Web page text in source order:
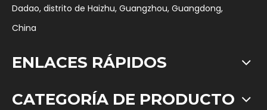
Dadao, distrito de Haizhu, Guangzhou, Guangdong,
China
ENLACES RÁPIDOS
CATEGORÍA DE PRODUCTO